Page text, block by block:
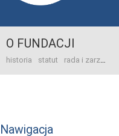
O FUNDACJI
historia statut rada i zarząd
Nawigacja